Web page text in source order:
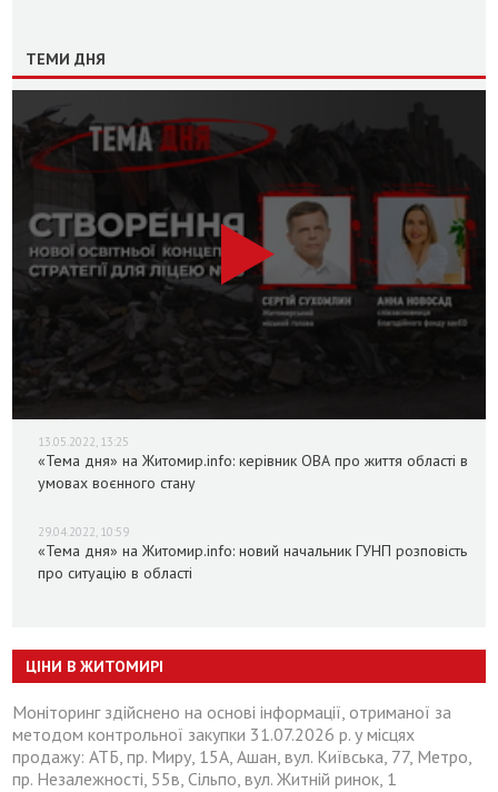
ТЕМИ ДНЯ
13.05.2022, 13:25
«Тема дня» на Житомир.info: керівник ОВА про життя області в
умовах воєнного стану
29.04.2022, 10:59
«Тема дня» на Житомир.info: новий начальник ГУНП розповість
про ситуацію в області
ЦІНИ В ЖИТОМИРІ
Моніторинг здійснено на основі інформації, отриманої за
методом контрольної закупки 31.07.2026 р. у місцях
продажу: АТБ, пр. Миру, 15А, Ашан, вул. Київська, 77, Метро,
пр. Незалежності, 55в, Сільпо, вул. Житній ринок, 1